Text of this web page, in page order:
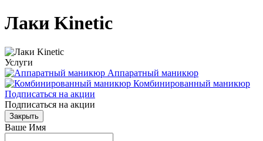
Лаки Kinetic
Услуги
Аппаратный маникюр
Комбинированный маникюр
Подписаться на акции
Подписаться на акции
Закрыть
Ваше Имя